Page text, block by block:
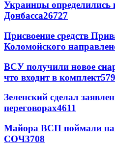
Украинцы определились
Донбасса26727
Присвоение средств
Коломойского
ВСУ получили новое
что входит в комплект
Зеленский сделал
переговорах4611
Майора ВСП поймали
СОЧ3708